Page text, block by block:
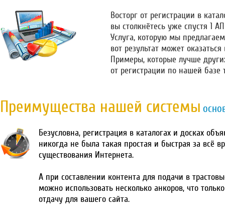
Восторг от регистрации в
вы столкнётесь уже спустя 1
Услуга, которую мы
вот результат может
Примеры, которые лучше
от регистрации по нашей базе
Преимущества нашей системы
Безусловна, регистрация в каталогах и досках
никогда не была такая простая и быстрая за всё
существования Интернета.
А при составлении контента для подачи в
можно использовать несколько анкоров, что
отдачу для вашего сайта.